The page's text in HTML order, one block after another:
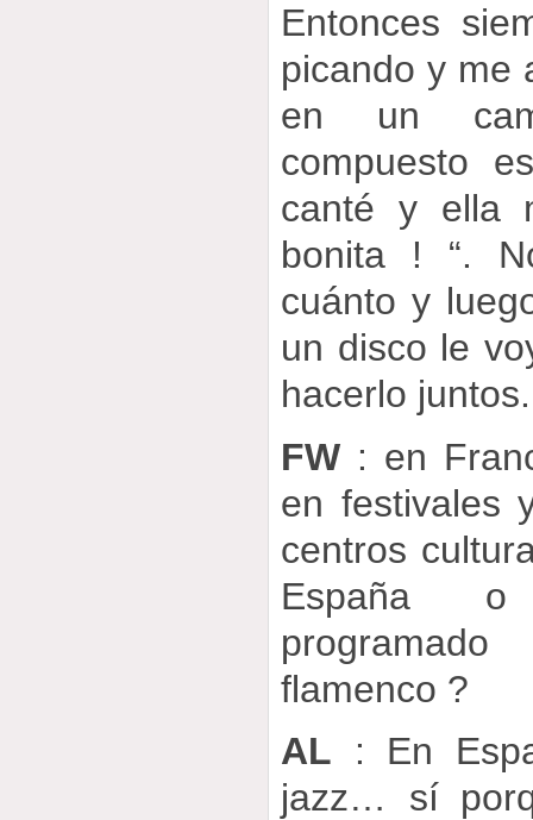
Entonces
picando y me
en un
compuesto
canté y ella
bonita ! “.
cuánto y
un disco le
hacerlo juntos.
FW : en
en festivales
centros
España
flamenco ?
AL : En
jazz… sí